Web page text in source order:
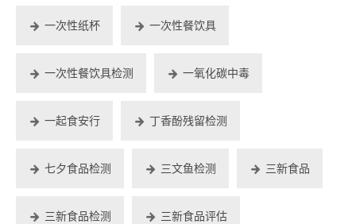
一次性纸杯 一次性餐饮具
一次性餐饮具检测 一氧化碳中毒
一起食安行 丁香酚残留检测
七夕食品检测 三文鱼检测 三新食品
三新食品检测 三新食品评估